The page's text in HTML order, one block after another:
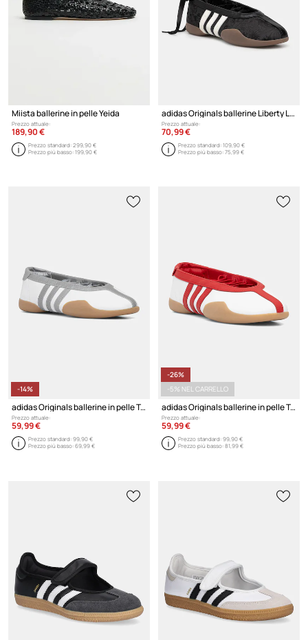
Miista ballerine in pelle Yeida
Prezzo attuale:
189,90 €
Prezzo standard:299,90 €
Prezzo più basso:199,90 €
adidas Originals ballerine Liberty London
Prezzo attuale:
70,99 €
Prezzo standard:109,90 €
Prezzo più basso:75,99 €
-14%
adidas Originals ballerine in pelle Taekwondo Mei Ballet W
Prezzo attuale:
59,99 €
Prezzo standard:99,90 €
Prezzo più basso:69,99 €
-26%
-5% NEL CARRELLO
adidas Originals ballerine in pelle Taekwondo Mei Ballet W
Prezzo attuale:
59,99 €
Prezzo standard:99,90 €
Prezzo più basso:81,99 €